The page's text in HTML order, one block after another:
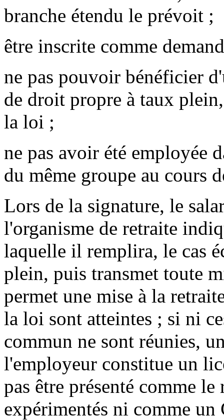
branche étendu le prévoit ;
être inscrite comme
ne pas pouvoir bénéficier
de droit propre à taux
la loi ;
ne pas avoir été employée
du même groupe au cours
Lors de la signature, le
l'organisme de retraite
laquelle il remplira, le cas
plein, puis transmet toute
permet une mise à la
la loi sont atteintes ; si ni
commun ne sont réunies,
l'employeur constitue un
pas être présenté comme
expérimentés ni comme un